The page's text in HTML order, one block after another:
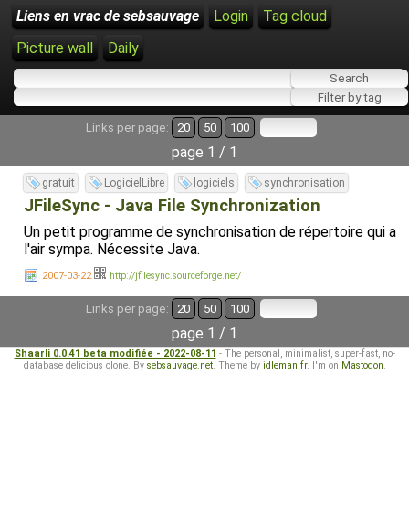
Liens en vrac de sebsauvage Login
Tag cloud
Picture wall
Daily
Links per page: 20 50 100
page 1 / 1
gratuit LogicielLibre logiciels synchronisation
JFileSync - Java File Synchronization
Un petit programme de synchronisation de répertoire qui a
l'air sympa. Nécessite Java.
2007-03-22 http://jfilesync.sourceforge.net/
Links per page: 20 50 100
page 1 / 1
Shaarli 0.0.41 beta modifiée - 2022-08-11 - The personal, minimalist, super-fast, no-
database delicious clone. By sebsauvage.net. Theme by idleman.fr. I'm on Mastodon.